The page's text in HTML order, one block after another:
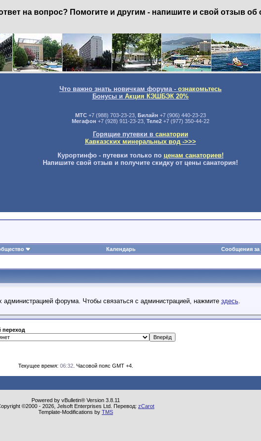
на вопрос? Помогите и другим - напишите и свой отзыв об
Что важно знать новичкам форума - ознакомьтесь
Бонусы и Акция КЭШБЭК 20%
МТС+7 (988) 703-23-23, Билайн +7 (906) 440-23-23
Мегафон +7 (928) 911-23-23, Теле2+7 (977) 350-44-22
Горящие путевки в санатории
Кавказских минеральных вод ->>>
Курортинфо - путевки только по ценам санаториев!
Напишите свой отзыв и получите скидку от цены санатория!
Календарь Сообщения за
форума. Чтобы связаться с администрацией, нажмите здесь.
Текущее время: 06:32 . Часовой пояс GMT +4.
Powered by vBulletin® Version 3.8.11
©2000 - 2026, Jelsoft Enterprises Ltd. Перевод: zCarot
Template-Modifications by TMS